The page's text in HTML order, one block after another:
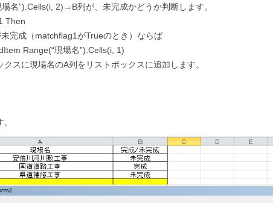
名”).Cells(i, 2)→B列が、未完成かどうか判断します。
Then
完成（matchflag1がTrueのとき）ならば
Range(“現場名”).Cells(i, 1)
スに現場名のA列をリストボックスに追加します。